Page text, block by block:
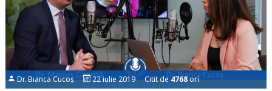
Dr. Bianca Cucoș 22 iulie 2019 Citit de4768ori